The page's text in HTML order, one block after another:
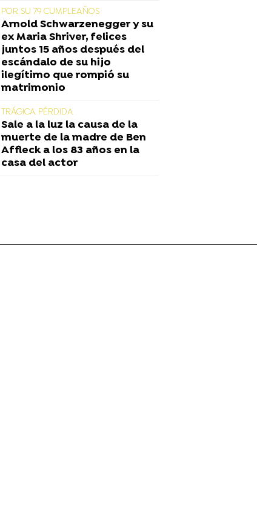
POR SU 79 CUMPLEAÑOS
Arnold Schwarzenegger y su
ex Maria Shriver, felices
juntos 15 años después del
escándalo de su hijo
ilegítimo que rompió su
matrimonio
TRÁGICA PÉRDIDA
Sale a la luz la causa de la
muerte de la madre de Ben
Affleck a los 83 años en la
casa del actor